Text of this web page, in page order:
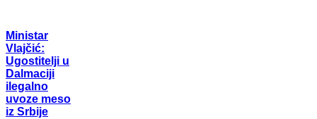
Ministar
Vlajčić:
Ugostitelji u
Dalmaciji
ilegalno
uvoze meso
iz Srbije